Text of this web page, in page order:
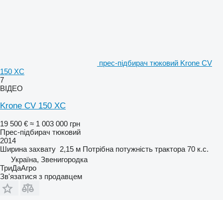
прес-підбирач тюковий Krone CV
150 XC
7
ВІДЕО
Krone CV 150 XC
19 500 € ≈ 1 003 000 грн
Прес-підбирач тюковий
2014
Ширина захвату 2,15 м Потрібна потужність трактора 70 к.с.
Україна, Звенигородка
ТриДаАгро
Зв'язатися з продавцем